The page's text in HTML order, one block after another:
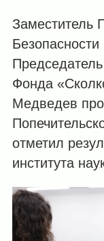
Заместитель
Фонда
Медведев
отметил
института